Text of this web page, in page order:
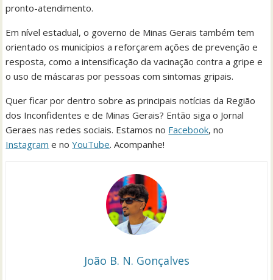
pronto-atendimento.
Em nível estadual, o governo de Minas Gerais também tem
orientado os municípios a reforçarem ações de prevenção e
resposta, como a intensificação da vacinação contra a gripe e
o uso de máscaras por pessoas com sintomas gripais.
Quer ficar por dentro sobre as principais notícias da Região
dos Inconfidentes e de Minas Gerais? Então siga o Jornal
Geraes nas redes sociais. Estamos no Facebook, no
Instagram e noYouTube. Acompanhe!
João B. N. Gonçalves